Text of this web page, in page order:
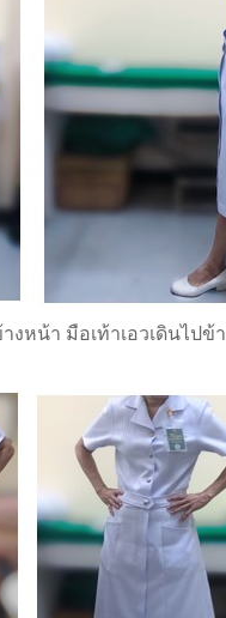
มือเท้าเอวเดินไปข้าง